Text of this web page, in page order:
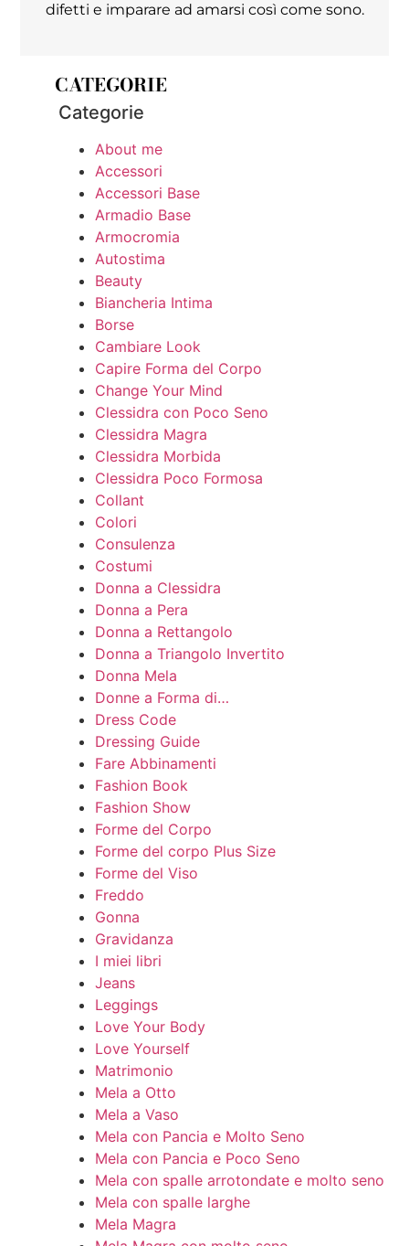
difetti e imparare ad amarsi così come sono.
CATEGORIE
Categorie
About me
Accessori
Accessori Base
Armadio Base
Armocromia
Autostima
Beauty
Biancheria Intima
Borse
Cambiare Look
Capire Forma del Corpo
Change Your Mind
Clessidra con Poco Seno
Clessidra Magra
Clessidra Morbida
Clessidra Poco Formosa
Collant
Colori
Consulenza
Costumi
Donna a Clessidra
Donna a Pera
Donna a Rettangolo
Donna a Triangolo Invertito
Donna Mela
Donne a Forma di…
Dress Code
Dressing Guide
Fare Abbinamenti
Fashion Book
Fashion Show
Forme del Corpo
Forme del corpo Plus Size
Forme del Viso
Freddo
Gonna
Gravidanza
I miei libri
Jeans
Leggings
Love Your Body
Love Yourself
Matrimonio
Mela a Otto
Mela a Vaso
Mela con Pancia e Molto Seno
Mela con Pancia e Poco Seno
Mela con spalle arrotondate e molto seno
Mela con spalle larghe
Mela Magra